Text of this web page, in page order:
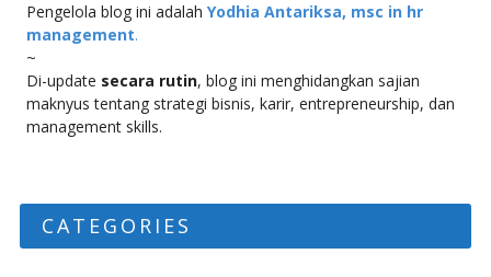
Pengelola blog ini adalah Yodhia Antariksa, msc in hr
management.
~
Di-update secara rutin, blog ini menghidangkan sajian
maknyus tentang strategi bisnis, karir, entrepreneurship, dan
management skills.
CATEGORIES